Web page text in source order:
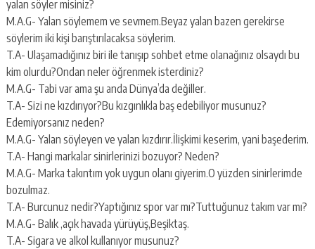
yalan söyler misiniz?
M.A.G- Yalan söylemem ve sevmem.Beyaz yalan bazen gerekirse
söylerim iki kişi barıştırılacaksa söylerim.
T.A- Ulaşamadığınız biri ile tanışıp sohbet etme olanağınız olsaydı bu
kim olurdu?Ondan neler öğrenmek isterdiniz?
M.A.G- Tabi var ama şu anda Dünya’da değiller.
T.A- Sizi ne kızdırıyor?Bu kızgınlıkla baş edebiliyor musunuz?
Edemiyorsanız neden?
M.A.G- Yalan söyleyen ve yalan kızdırır.İlişkimi keserim, yani başederim.
T.A- Hangi markalar sinirlerinizi bozuyor? Neden?
M.A.G- Marka takıntım yok uygun olanı giyerim.O yüzden sinirlerimde
bozulmaz.
T.A- Burcunuz nedir?Yaptığınız spor var mı?Tuttuğunuz takım var mı?
M.A.G- Balık ,açık havada yürüyüş,Beşiktaş.
T.A- Sigara ve alkol kullanıyor musunuz?